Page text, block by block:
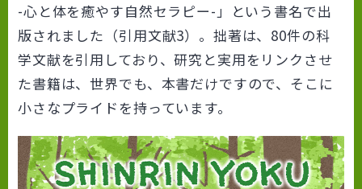
-心と体を癒やす自然セラピー-」という書名で出
版されました（引用文献3）。拙著は、80件の科
学文献を引用しており、研究と実用をリンクさせ
た書籍は、世界でも、本書だけですので、そこに
小さなプライドを持っています。